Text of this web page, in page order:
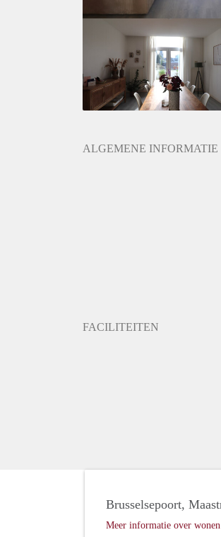
ALGEMENE INFORMATIE
FACILITEITEN
Brusselsepoort,
Meer informatie over